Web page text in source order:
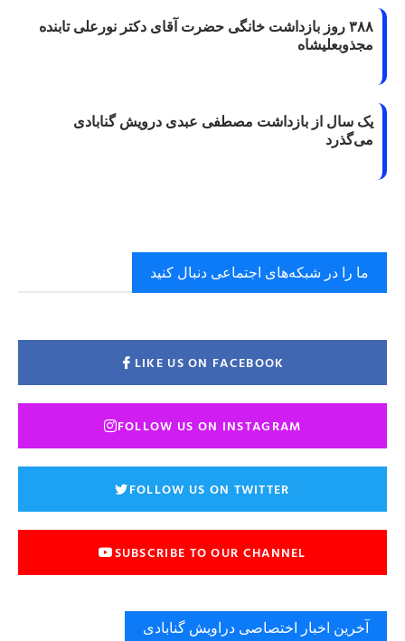
۳۸۸ روز بازداشت خانگی حضرت آقای دکتر نورعلی تابنده
مجذوبعلیشاه
یک سال از بازداشت مصطفی عبدی درویش گنابادی
می‌گذرد
ما را در شبکه‌های اجتماعی دنبال کنید
LIKE US ON FACEBOOK
FOLLOW US ON INSTAGRAM
FOLLOW US ON TWITTER
SUBSCRIBE TO OUR CHANNEL
آخرین اخبار اختصاصی دراویش گنابادی